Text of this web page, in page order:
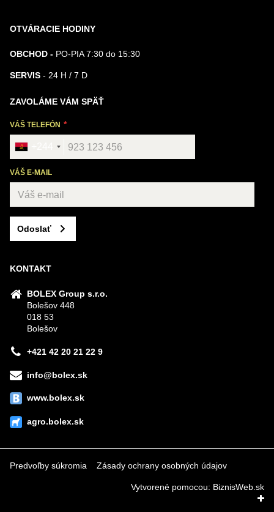
OTVÁRACIE HODINY
OBCHOD - PO-PIA 7:30 do 15:30
SERVIS - 24 H / 7 D
ZAVOLÁME VÁM SPÄŤ
VÁŠ TELEFÓN
VÁŠ E-MAIL
Odoslať
KONTAKT
BOLEX Group s.r.o.
Bolešov 448
018 53
Bolešov
+421 42 20 21 22 9
info@bolex.sk
www.bolex.sk
agro.bolex.sk
Predvoľby súkromia Zásady ochrany osobných údajov
Vytvorené pomocou: BiznisWeb.sk